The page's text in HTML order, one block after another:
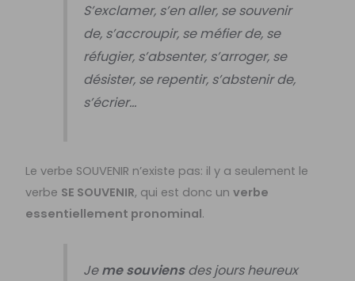
S’exclamer, s’en aller, se souvenir
de, s’accroupir, se méfier de, se
réfugier, s’absenter, s’arroger, se
désister, se repentir, s’abstenir de,
s’écrier…
Le verbe SOUVENIR n’existe pas: il y a seulement le
verbe SE SOUVENIR, qui est donc unverbe
essentiellement pronominal.
Jeme souviensdes jours heureux